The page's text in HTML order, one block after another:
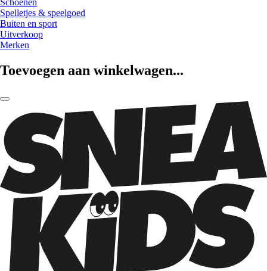
Schoenen
Spelletjes & speelgoed
Buiten en sport
Uitverkoop
Merken
Toevoegen aan winkelwagen...